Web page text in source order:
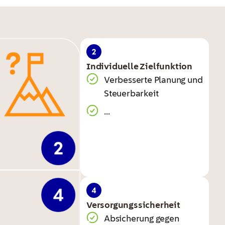
Individuelle Zielfunktion
Verbesserte Planung und
Steuerbarkeit
...
Versorgungs­sicherheit
Absicherung gegen